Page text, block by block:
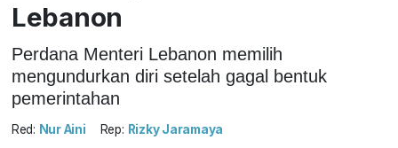
Lebanon
Perdana Menteri Lebanon memilih
mengundurkan diri setelah gagal bentuk
pemerintahan
Red: Nur Aini Rep: Rizky Jaramaya